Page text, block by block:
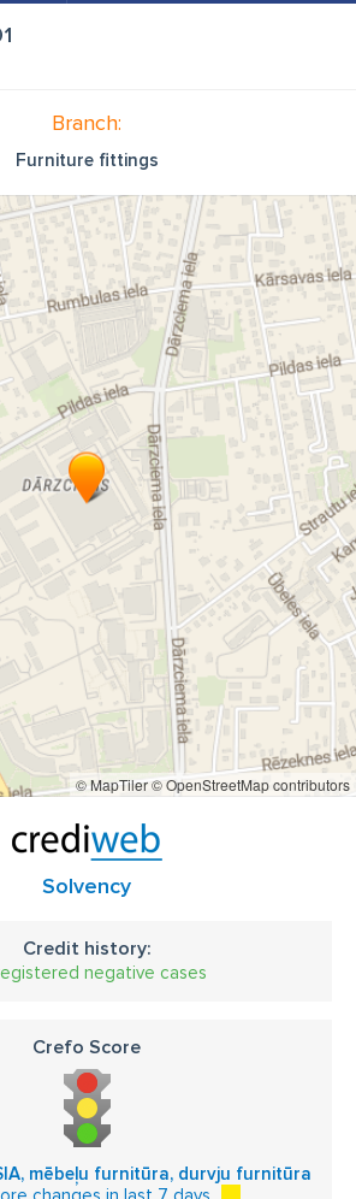
Branch:
Furniture fittings
© MapTiler© OpenStreetMap contributors
Solvency
Credit history:
negative cases
Crefo Score
mēbeļu furnitūra, durvju furnitūra